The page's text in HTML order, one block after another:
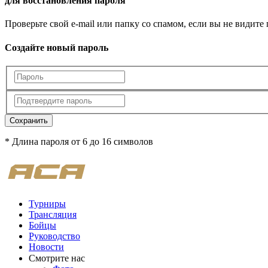
Проверьте свой e-mail или папку со спамом, если вы не видите
Создайте новый пароль
Сохранить
* Длина пароля от 6 до 16 символов
Турниры
Трансляция
Бойцы
Руководство
Новости
Смотрите нас